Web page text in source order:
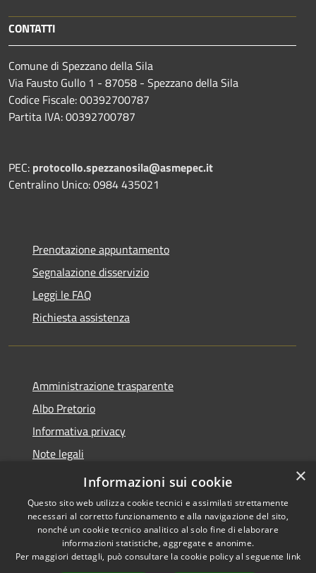
CONTATTI
Comune di Spezzano della Sila
Via Fausto Gullo 1 - 87058 - Spezzano della Sila
Codice Fiscale: 00392700787
Partita IVA: 00392700787
PEC: protocollo.spezzanosila@asmepec.it
Centralino Unico: 0984 435021
Prenotazione appuntamento
Segnalazione disservizio
Leggi le FAQ
Richiesta assistenza
Amministrazione trasparente
Albo Pretorio
Informativa privacy
Note legali
Dichiarazione di accessibilità
Accessibilità
Copyright © 2026 • Comune di
Spezzano della Sila • Powered
×
Informazioni sui cookie
Questo sito web utilizza cookie tecnici e assimilati strettamente
necessari al corretto funzionamento e alla navigazione del sito,
nonché un cookie tecnico analitico al solo fine di elaborare
informazioni statistiche, aggregate e anonime.
Per maggiori dettagli, può consultare la cookie policy al seguente link